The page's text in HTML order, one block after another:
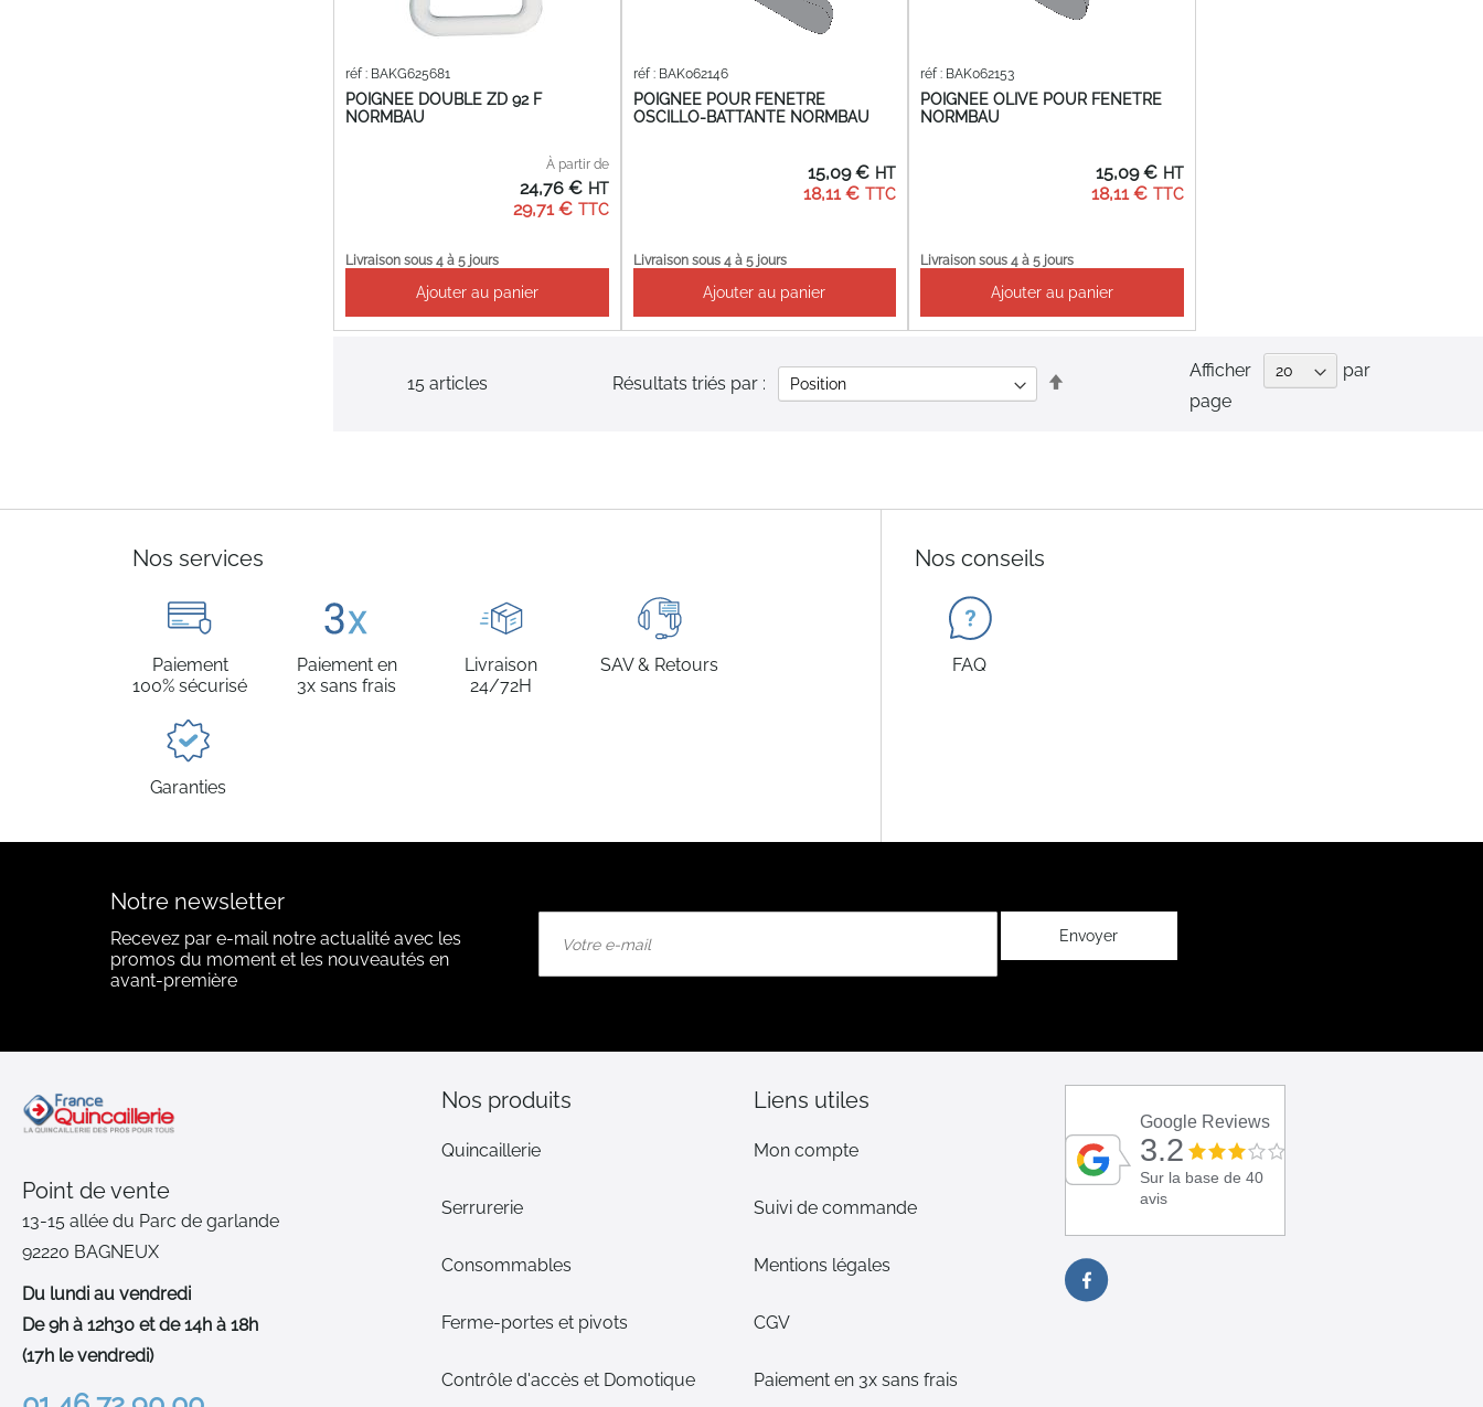
POIGNEE DOUBLE ZD 92 F
NORMBAU
réf : BAKG625681
À partir de
29,71 €
24,76 €
Livraison sous 4 à 5 jours
Ajouter au panier
POIGNEE POUR FENETRE
OSCILLO-BATTANTE NORMBAU
réf : BAK062146
18,11 €
15,09 €
Livraison sous 4 à 5 jours
Ajouter au panier
POIGNEE OLIVE POUR FENETRE
NORMBAU
réf : BAK062153
18,11 €
15,09 €
Livraison sous 4 à 5 jours
Ajouter au panier
15articles Résultats triés par :
Afficher
par
page
Nos services
Paiement
100% sécurisé
Paiement en
3x sans frais
Livraison
24/72H
SAV & Retours
Garanties
Nos conseils
FAQ
Notre newsletter
Recevez par e-mail notre actualité avec les
promos du moment et les nouveautés en
avant-première
notre
:
Envoyer
Point de vente
13-15 allée du Parc de garlande
92220 BAGNEUX
Du lundi au vendredi
De 9h à 12h30 et de 14h à 18h
(17h le vendredi)
Nos produits
Quincaillerie
Serrurerie
Consommables
Ferme-portes et pivots
Contrôle d'accès et Domotique
Liens utiles
Mon compte
Suivi de commande
Mentions légales
CGV
Paiement en 3x sans frais
Google Reviews
3.2
Sur la base de 40
avis